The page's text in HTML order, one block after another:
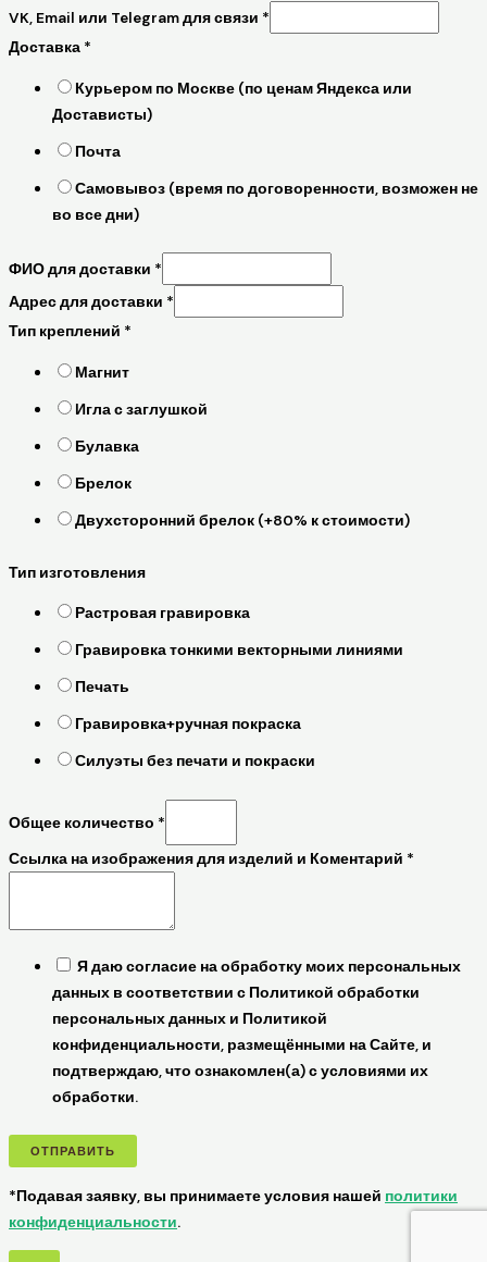
VK, Email или Telegram для связи *
Доставка *
Курьером по Москве (по ценам Яндекса или
Достависты)
Почта
Самовывоз (время по договоренности, возможен не
во все дни)
ФИО для доставки *
Адрес для доставки *
Тип креплений *
Магнит
Игла с заглушкой
Булавка
Брелок
Двухсторонний брелок (+80% к стоимости)
Тип изготовления
Растровая гравировка
Гравировка тонкими векторными линиями
Печать
Гравировка+ручная покраска
Силуэты без печати и покраски
Общее количество *
Ссылка на изображения для изделий и Коментарий *
Я даю согласие на обработку моих персональных
данных в соответствии с Политикой обработки
персональных данных и Политикой
конфиденциальности, размещёнными на Сайте, и
подтверждаю, что ознакомлен(а) с условиями их
обработки.
ОТПРАВИТЬ
*Подавая заявку, вы принимаете условия нашей политики
конфиденциальности.